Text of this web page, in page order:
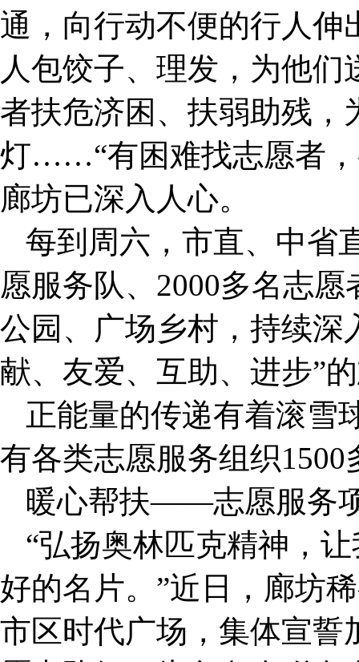
通，向行动不便的行人伸
人包饺子、理发，为他
者扶危济困、扶弱助残，
灯……“有困难找志愿者，
廊坊已深入人心。
每到周六，市直、中省
愿服务队、2000多名志
公园、广场乡村，持续深
献、友爱、互助、进步”
正能量的传递有着滚雪
有各类志愿服务组织
暖心帮扶——志愿服务
“弘扬奥林匹克精神，
好的名片。”近日，廊坊
市区时代广场，集体宣誓